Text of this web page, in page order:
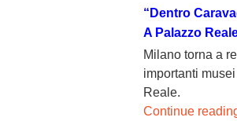
“Dentro
A Palazzo
Milano torna a
importanti
Reale.
Continue